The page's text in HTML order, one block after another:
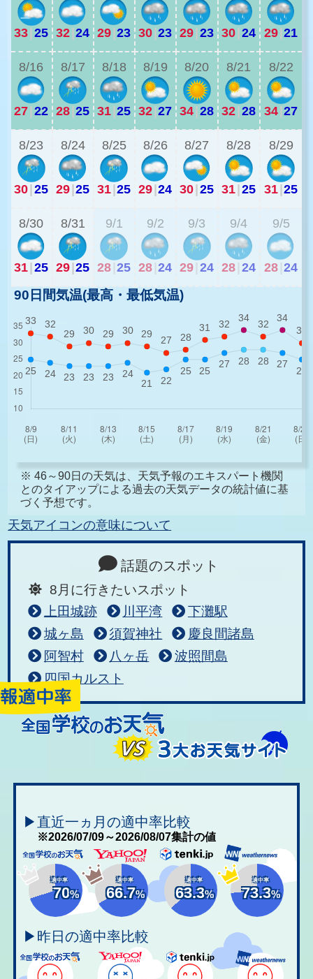
33|25 32|24 29|23 30|23 29|23 30|24 29|21
8/16
27|22
8/17
28|25
8/18
31|25
8/19
32|27
8/20
34|28
8/21
32|28
8/22
34|27
8/23
30|25
8/24
29|25
8/25
31|25
8/26
29|24
8/27
30|25
8/28
31|25
8/29
31|25
8/30
31|25
8/31
29|25
9/1
28 25
9/2
28 24
9/3
29 24
9/4
28 24
9/5
28 24
90日間気温(最高・最低気温)
※ 46～90日の天気は、天気予報のエキスパート機関
とのタイアップによる過去の天気データの統計値に基
づく予想です。
天気アイコンの意味について
話題のスポット
8月に行きたいスポット
上田城跡
川平湾
下灘駅
城ヶ島
須賀神社
慶良間諸島
阿智村
八ヶ岳
波照間島
四国カルスト
▶直近一ヵ月の適中率比較
※2026/07/09～2026/08/07集計の値
適中率
70%
適中率
66.7%
適中率
63.3%
適中率
73.3%
▶昨日の適中率比較